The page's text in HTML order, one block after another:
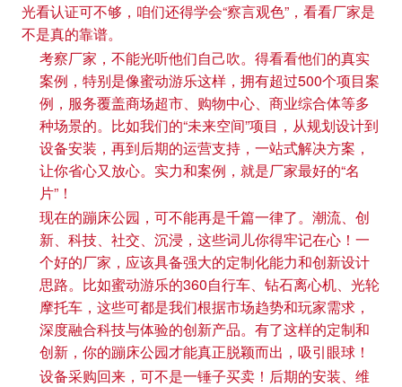
光看认证可不够，咱们还得学会“察言观色”，看看厂家是
不是真的靠谱。
考察厂家，不能光听他们自己吹。得看看他们的真实
案例，特别是像蜜动游乐这样，拥有超过500个项目案
例，服务覆盖商场超市、购物中心、商业综合体等多
种场景的。比如我们的“未来空间”项目，从规划设计到
设备安装，再到后期的运营支持，一站式解决方案，
让你省心又放心。实力和案例，就是厂家最好的“名
片”！
现在的蹦床公园，可不能再是千篇一律了。潮流、创
新、科技、社交、沉浸，这些词儿你得牢记在心！一
个好的厂家，应该具备强大的定制化能力和创新设计
思路。比如蜜动游乐的360自行车、钻石离心机、光轮
摩托车，这些可都是我们根据市场趋势和玩家需求，
深度融合科技与体验的创新产品。有了这样的定制和
创新，你的蹦床公园才能真正脱颖而出，吸引眼球！
设备采购回来，可不是一锤子买卖！后期的安装、维